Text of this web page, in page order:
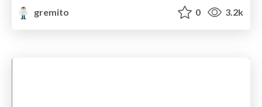
gremito
0 3.2k